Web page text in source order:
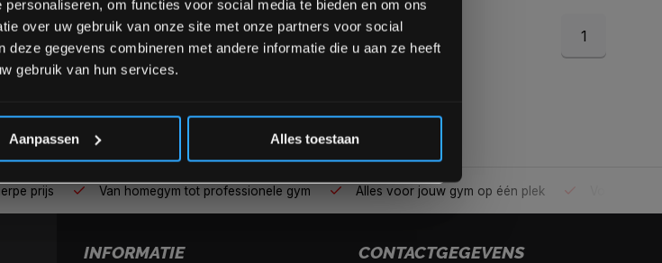
om functies voor social media te bieden en om ons
over uw gebruik van onze site met onze partners voor social
gegevens combineren met andere informatie die u aan ze heeft
gebruik van hun services.
Aanpassen Alles toestaan
1
prijs Van homegym tot professionele gym Alles voor jouw gym op één plek
INFORMATIE CONTACTGEGEVENS
Inschrijven